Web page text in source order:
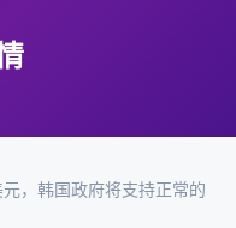
，韩国政府将支持正常的